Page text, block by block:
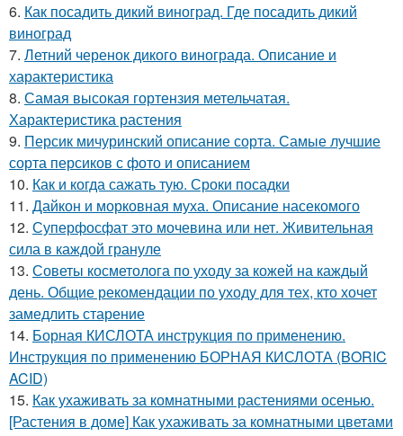
6. Как посадить дикий виноград. Где посадить дикий
виноград
7. Летний черенок дикого винограда. Описание и
характеристика
8. Самая высокая гортензия метельчатая.
Характеристика растения
9. Персик мичуринский описание сорта. Самые лучшие
сорта персиков с фото и описанием
10. Как и когда сажать тую. Сроки посадки
11. Дайкон и морковная муха. Описание насекомого
12. Суперфосфат это мочевина или нет. Живительная
сила в каждой грануле
13. Советы косметолога по уходу за кожей на каждый
день. Общие рекомендации по уходу для тех, кто хочет
замедлить старение
14. Борная КИСЛОТА инструкция по применению.
Инструкция по применению БОРНАЯ КИСЛОТА (BORIC
ACID)
15. Как ухаживать за комнатными растениями осенью.
[Растения в доме] Как ухаживать за комнатными цветами